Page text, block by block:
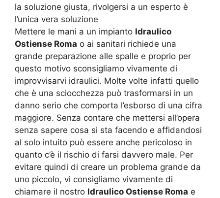
la soluzione giusta, rivolgersi a un esperto è
l’unica vera soluzione
Mettere le mani a un impianto Idraulico
Ostiense Roma o ai sanitari richiede una
grande preparazione alle spalle e proprio per
questo motivo sconsigliamo vivamente di
improvvisarvi idraulici. Molte volte infatti quello
che è una sciocchezza può trasformarsi in un
danno serio che comporta l’esborso di una cifra
maggiore. Senza contare che mettersi all’opera
senza sapere cosa si sta facendo e affidandosi
al solo intuito può essere anche pericoloso in
quanto c’è il rischio di farsi davvero male. Per
evitare quindi di creare un problema grande da
uno piccolo, vi consigliamo vivamente di
chiamare il nostro Idraulico Ostiense Roma e